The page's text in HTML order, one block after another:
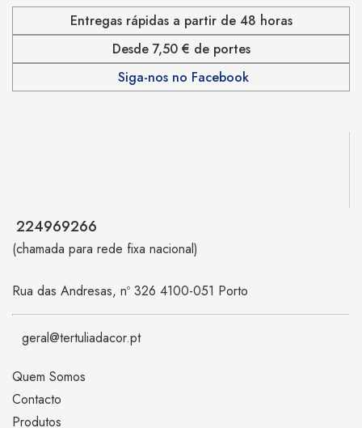
Entregas rápidas a partir de 48 horas
Desde 7,50 € de portes
Siga-nos no Facebook
224969266
(chamada para rede fixa nacional)
Rua das Andresas, nº 326 4100-051 Porto
geral@tertuliadacor.pt
Quem Somos
Contacto
Produtos